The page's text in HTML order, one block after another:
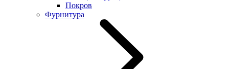
Покров
Фурнитура